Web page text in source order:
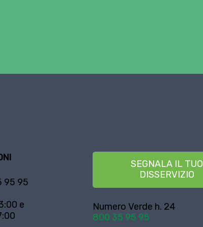
95 95
e
SEGNALA IL TUO
DISSERVIZIO
Numero Verde h. 24
800 35 95 95